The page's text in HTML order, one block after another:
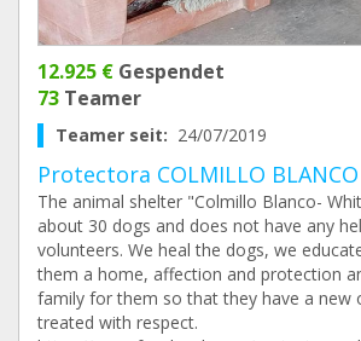
12.925 € Gespendet
73 Teamer
Teamer seit: 24/07/2019
Protectora COLMILLO BLANCO
The animal shelter "Colmillo Blanco-
about 30 dogs and does not have any
volunteers. We heal the dogs, we
them a home, affection and protection
family for them so that they have a new
treated with respect.